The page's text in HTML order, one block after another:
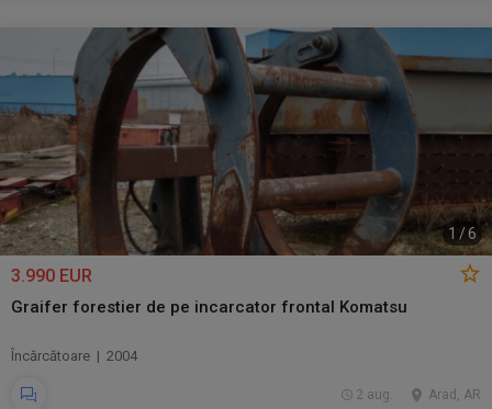
1 /6
3.990 EUR
Graifer forestier de pe incarcator frontal Komatsu
Încărcătoare | 2004
Arad, AR
2 aug.